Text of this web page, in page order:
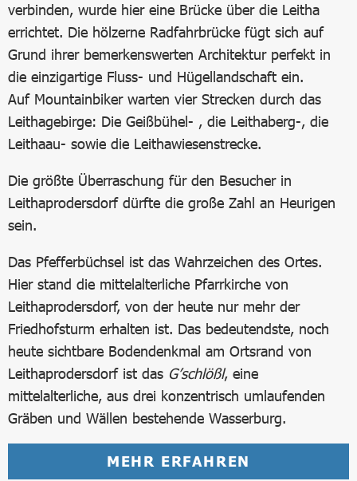
verbinden, wurde hier eine Brücke über die Leitha
errichtet. Die hölzerne Radfahrbrücke fügt sich auf
Grund ihrer bemerkenswerten Architektur perfekt in
die einzigartige Fluss- und Hügellandschaft ein.
Auf Mountainbiker warten vier Strecken durch das
Leithagebirge: Die Geißbühel- , die Leithaberg-, die
Leithaau- sowie die Leithawiesenstrecke.
Die größte Überraschung für den Besucher in
Leithaprodersdorf dürfte die große Zahl an Heurigen
sein.
Das Pfefferbüchsel ist das Wahrzeichen des Ortes.
Hier stand die mittelalterliche Pfarrkirche von
Leithaprodersdorf, von der heute nur mehr der
Friedhofsturm erhalten ist. Das bedeutendste, noch
heute sichtbare Bodendenkmal am Ortsrand von
Leithaprodersdorf ist das G’schlößl, eine
mittelalterliche, aus drei konzentrisch umlaufenden
Gräben und Wällen bestehende Wasserburg.
MEHR ERFAHREN